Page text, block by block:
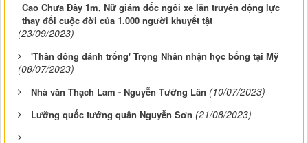
Cao Chưa Đầy 1m, Nữ giám đốc ngồi xe lăn truyền động lực
thay đổi cuộc đời của 1.000 người khuyết tật
(23/09/2023)
'Thần đồng đánh trống' Trọng Nhân nhận học bổng tại Mỹ
(08/07/2023)
Nhà văn Thạch Lam - Nguyễn Tường Lân (10/07/2023)
Lưỡng quốc tướng quân Nguyễn Sơn (21/08/2023)